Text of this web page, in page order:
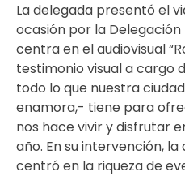
La delegada presentó el
ocasión por la
centra en el audiovisual
testimonio visual a cargo
todo lo que nuestra
enamora,- tiene para
nos hace vivir y disfrutar
año. En su intervención,
centró en la riqueza de